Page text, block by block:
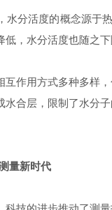
水分活度的概念源于
，水分活度也随之下
互作用方式多种多样
水合层，限制了水分
量新时代